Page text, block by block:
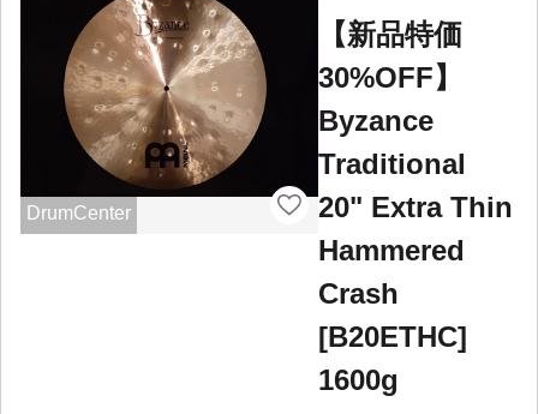
DrumCenter
【新品特価
30%OFF】
Byzance
Traditional
20" Extra Thin
Hammered
Crash
[B20ETHC]
1600g